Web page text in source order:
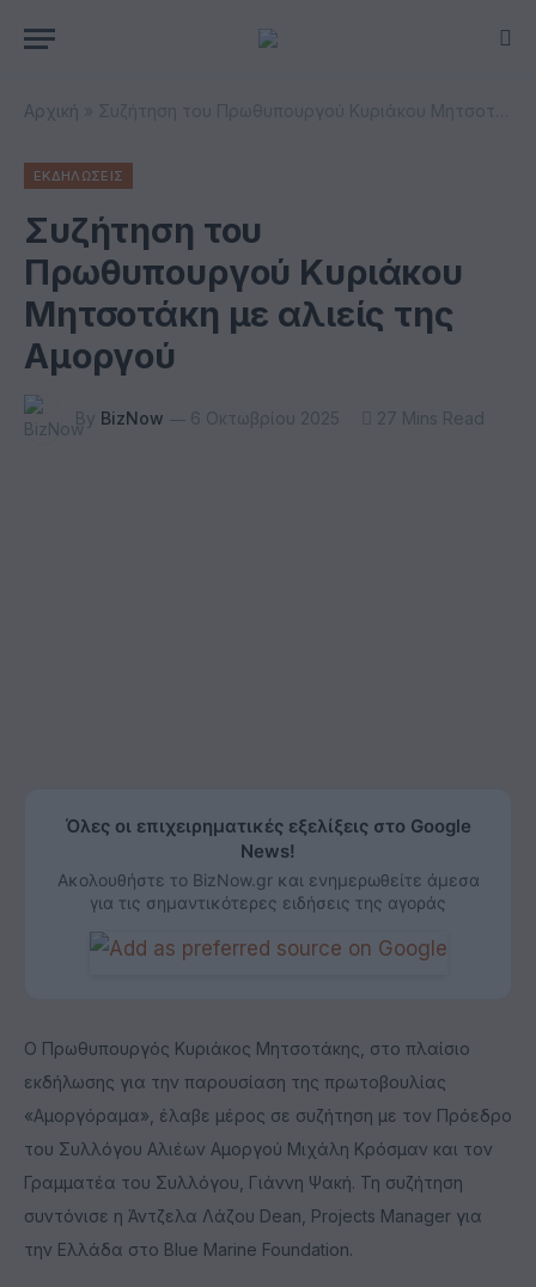
Αρχική
ΕΚΔΗΛΩΣΕΙΣ
Συζήτηση του
Πρωθυπουργού Κυριάκου
Μητσοτάκη με αλιείς της
Αμοργού
By BizNow 6 Οκτωβρίου 2025 27 Mins Read
Όλες οι επιχειρηματικές εξελίξεις στο Google
News!
Ακολουθήστε το BizNow.gr και ενημερωθείτε άμεσα
για τις σημαντικότερες ειδήσεις της αγοράς
Ο Πρωθυπουργός Κυριάκος Μητσοτάκης, στο πλαίσιο
εκδήλωσης για την παρουσίαση της πρωτοβουλίας
«Αμοργόραμα», έλαβε μέρος σε συζήτηση με τον Πρόεδρο
του Συλλόγου Αλιέων Αμοργού Μιχάλη Κρόσμαν και τον
Γραμματέα του Συλλόγου, Γιάννη Ψακή. Τη συζήτηση
συντόνισε η Άντζελα Λάζου Dean, Projects Manager για
την Ελλάδα στο Blue Marine Foundation.